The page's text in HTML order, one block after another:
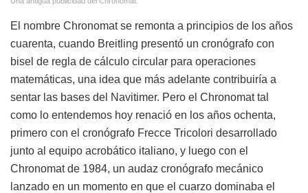
El nombre Chronomat se remonta a principios de los años
cuarenta, cuando Breitling presentó un cronógrafo con
bisel de regla de cálculo circular para operaciones
matemáticas, una idea que más adelante contribuiría a
sentar las bases del Navitimer. Pero el Chronomat tal
como lo entendemos hoy renació en los años ochenta,
primero con el cronógrafo Frecce Tricolori desarrollado
junto al equipo acrobático italiano, y luego con el
Chronomat de 1984, un audaz cronógrafo mecánico
lanzado en un momento en que el cuarzo dominaba el